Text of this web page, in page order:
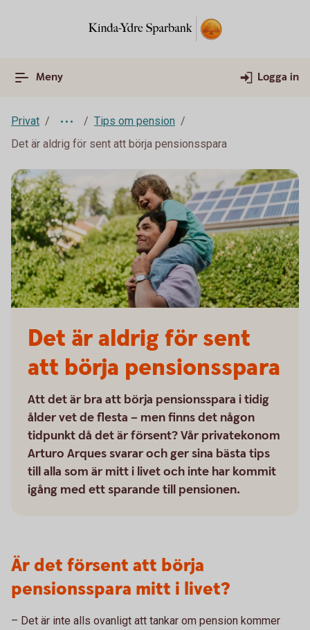
Meny Logga in
Privat
Tips om pension
Det är aldrig för sent att börja pensionsspara
Det är aldrig för sent
att börja pensionsspara
Att det är bra att börja pensionsspara i tidig
ålder vet de flesta – men finns det någon
tidpunkt då det är försent? Vår privatekonom
Arturo Arques svarar och ger sina bästa tips
till alla som är mitt i livet och inte har kommit
igång med ett sparande till pensionen.
Är det försent att börja
pensionsspara mitt i livet?
– Det är inte alls ovanligt att tankar om pension kommer